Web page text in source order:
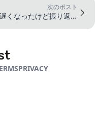
次のポスト
遅くなったけど振り返り
PRIVACY